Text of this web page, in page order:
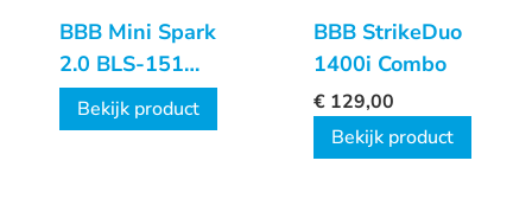
BBB Mini Spark
2.0 BLS-151
Koplamp
Bekijk product
BBB StrikeDuo
1400i Combo
€ 129,00
Bekijk product